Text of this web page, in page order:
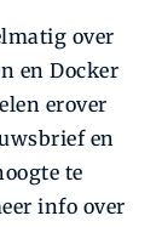
over
en Docker
erover
en
te
info over